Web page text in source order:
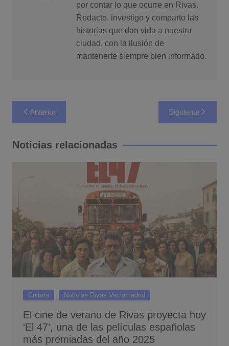
por contar lo que ocurre en Rivas.
Redacto, investigo y comparto las
historias que dan vida a nuestra
ciudad, con la ilusión de
mantenerte siempre bien informado.
Navegación
de
entradas
Anterior Siguiente
Noticias relacionadas
Cultura Noticias Rivas Vaciamadrid
El cine de verano de Rivas proyecta hoy
‘El 47’, una de las películas españolas
más premiadas del año 2025